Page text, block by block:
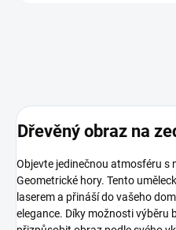
Dřevěný obraz na
Objevte jedinečnou atmosféru s
Geometrické hory. Tento
laserem a přináší do vašeho
elegance. Díky možnosti výběru